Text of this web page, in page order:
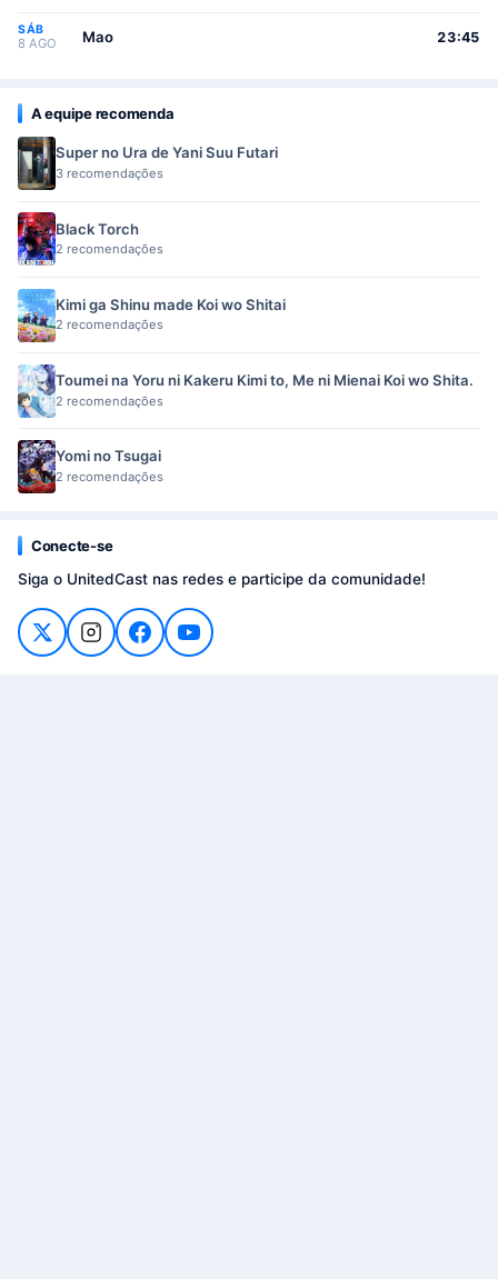
SÁB
8 AGO Mao 23:45
A equipe recomenda
Super no Ura de Yani Suu Futari
3 recomendações
Black Torch
2 recomendações
Kimi ga Shinu made Koi wo Shitai
2 recomendações
Toumei na Yoru ni Kakeru Kimi to, Me ni Mienai Koi wo Shita.
2 recomendações
Yomi no Tsugai
2 recomendações
Conecte-se
Siga o UnitedCast nas redes e participe da comunidade!